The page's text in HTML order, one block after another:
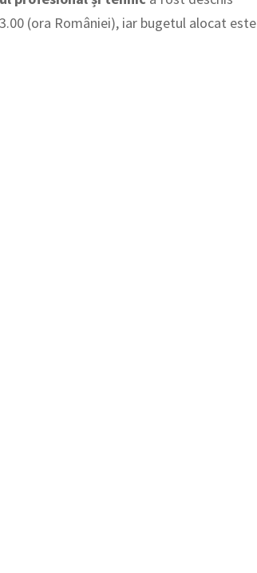
(ora României), iar bugetul alocat este